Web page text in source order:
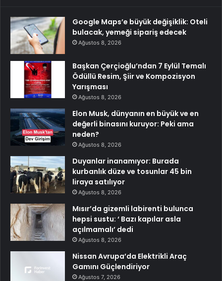
Google Maps’e büyük değişiklik: Oteli
bulacak, yemeği sipariş edecek
Ağustos 8, 2026
Başkan Çerçioğlu’ndan 7 Eylül Temalı
Ödüllü Resim, Şiir ve Kompozisyon
Yarışması
Ağustos 8, 2026
Elon Musk, dünyanın en büyük ve en
değerli binasını kuruyor: Peki ama
neden?
Ağustos 8, 2026
Duyanlar inanamıyor: Burada
kurbanlık düze ve tosunlar 45 bin
liraya satılıyor
Ağustos 8, 2026
Mısır’da gizemli labirenti bulunca
hepsi sustu: ‘ Bazı kapılar asla
açılmamalı’ dedi
Ağustos 8, 2026
Nissan Avrupa’da Elektrikli Araç
Gamını Güçlendiriyor
Ağustos 7, 2026